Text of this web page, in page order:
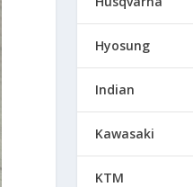
Hyosung
Indian
Kawasaki
KTM